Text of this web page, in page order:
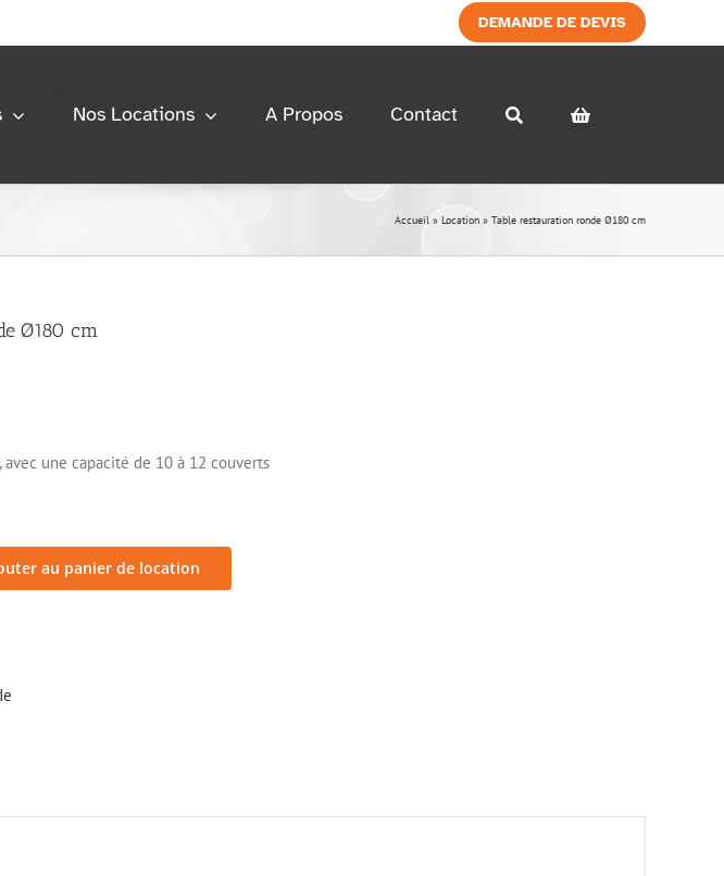
DEMANDE DE DEVIS
Nos Locations
Univers Scène
> Praticable de scène
> Barrierage
> Vidéoprojecteur &
Electricité
> Armoire Electrique
> Conteneurs
Décoration
> Accessoires
> Décoration a thème
A Propos Contact
Accueil » Location » Table restauration ronde Ø180 cm
Ø180 cm
avec une capacité de 10 à 12 couverts
au panier de location